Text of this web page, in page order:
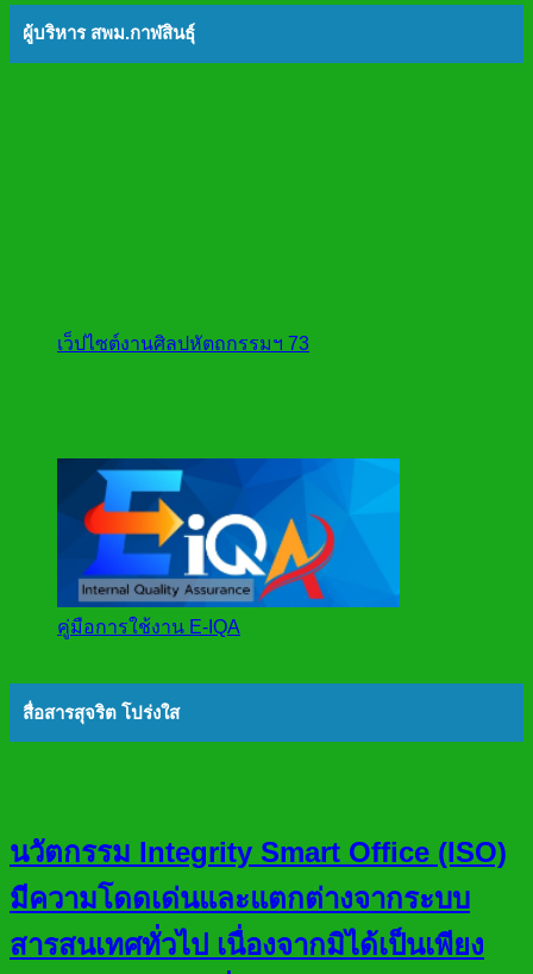
ผู้บริหาร สพม.กาฬสินธุ์
เว็ปไซต์งานศิลปหัตถกรรมฯ 73
คู่มือการใช้งาน E-IQA
สื่อสารสุจริต โปร่งใส
นวัตกรรม Integrity Smart Office (ISO)
มีความโดดเด่นและแตกต่างจากระบบ
สารสนเทศทั่วไป เนื่องจากมิได้เป็นเพียง